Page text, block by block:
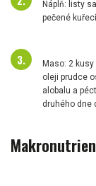
Náplň: listy
pečené
Maso: 2
oleji prudce
alobalu a
druhého dne